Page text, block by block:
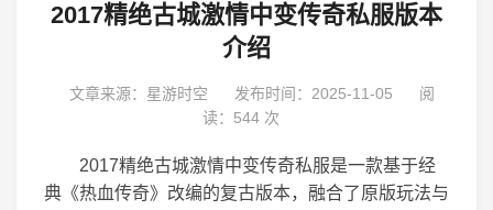
2017精绝古城激情中变传奇私服版本
介绍
文章来源：星游时空 发布时间：2025-11-05
阅
读： 544 次
2017精绝古城激情中变传奇私服是一款基于经
典《热血传奇》改编的复古版本，融合了原版玩法与